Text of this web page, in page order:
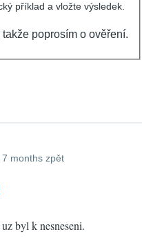
příklad a vložte výsledek.
poprosím o ověření.
months zpět
byl k nesneseni.